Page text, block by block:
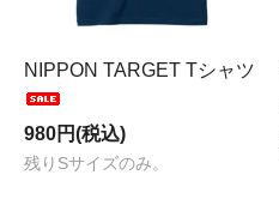
NIPPON TARGET Tシャツ
980円(税込)
残りSサイズのみ。